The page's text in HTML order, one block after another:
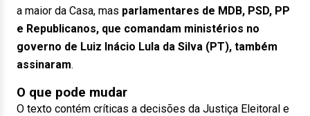
a maior da Casa, mas parlamentares de MDB, PSD, PP
e Republicanos, que comandam ministérios no
governo de Luiz Inácio Lula da Silva (PT), também
assinaram.
O que pode mudar
O texto contém críticas a decisões da Justiça Eleitoral e